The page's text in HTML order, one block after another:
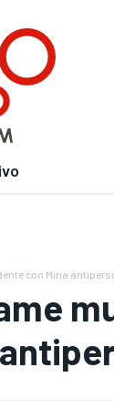
con Mina